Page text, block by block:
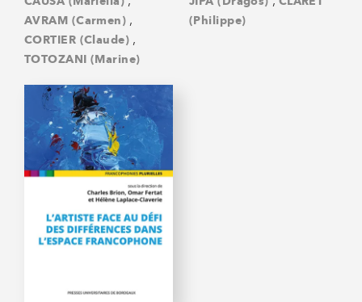
AVRAM (Carmen) ,
CORTIER (Claude) ,
TOTOZANI (Marine)
(Philippe)